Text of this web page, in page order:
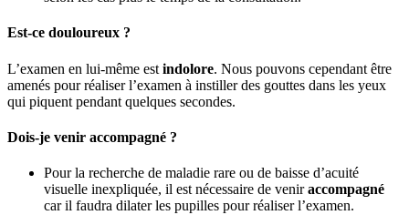
Est-ce douloureux ?
L’examen en lui-même est indolore. Nous pouvons cependant être
amenés pour réaliser l’examen à instiller des gouttes dans les yeux
qui piquent pendant quelques secondes.
Dois-je venir accompagné ?
Pour la recherche de maladie rare ou de baisse d’acuité
visuelle inexpliquée, il est nécessaire de veniraccompagné
car il faudra dilater les pupilles pour réaliser l’examen.